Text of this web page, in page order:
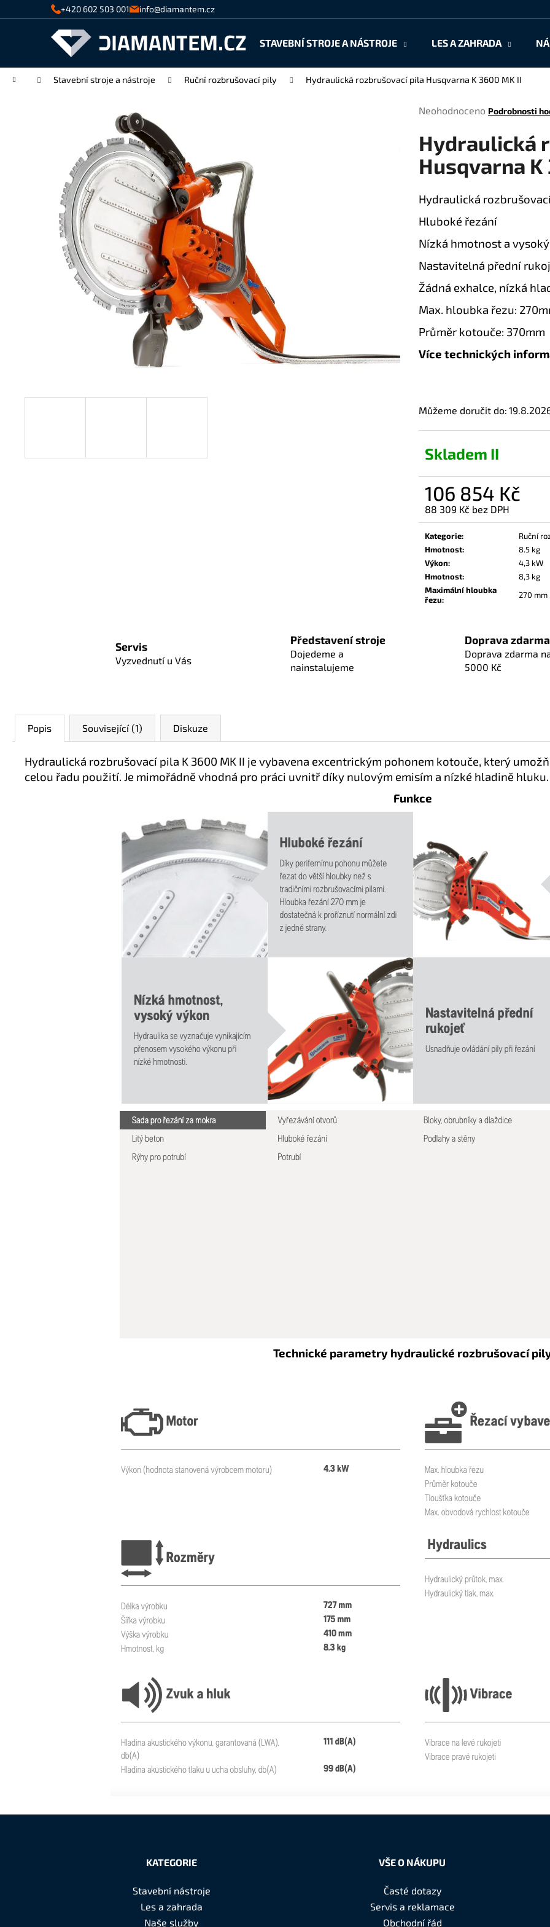
na
+420 602 503 001 info@diamantem.cz
STAVEBNÍ STROJE A NÁSTROJE LES A ZAHRADA
Domů Stavební stroje a nástroje Ruční rozbrušovací pily Hydraulická rozbrušovací pila Husqvarna K 3600 MK II
Průměrné
produktu
je
0,0
z
hvězdiček.
Neohodnoceno Podrobnosti
Hydraulická
Husqvarna K
Hydraulická
Hluboké řezání
Nízká hmotnost a
Nastavitelná přední
Žádná exhalce, nízká
Max. hloubka řezu:
Průměr kotouče: 370mm
Více technických
Můžeme doručit do:
Skladem II
106 854 Kč
88 309 Kč bez DPH
Měrná
cena:
Kategorie:
Ruční
Hmotnost:
8.5 kg
Výkon:
4,3 kW
Hmotnost:
8,3 kg
Maximální hloubka
řezu: 270 mm
Servis
Vyzvednutí u Vás
Představení stroje
Dojedeme a
nainstalujeme
Doprava zdarma
Doprava zdarma
5000 Kč
Popis Související (1) Diskuze
Hydraulická rozbrušovací pila K 3600 MK II je vybavena excentrickým pohonem kotouče, který
celou řadu použití. Je mimořádně vhodná pro práci uvnitř díky nulovým emisím a nízké hladině hluku.
Funkce
Technické parametry hydraulické rozbrušovací
o
k
Zpět
obchodu
Zpět
obchodu
Co potřebujete najít?
HLEDAT
KATEGORIE
Stavební nástroje
Les a zahrada
Naše služby
VŠE O NÁKUPU
Časté dotazy
Servis a reklamace
Obchodní řád